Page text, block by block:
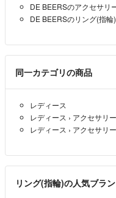
DE BEERSのアクセサリ
DE BEERSのリング(指輪)
同一カテゴリの商品
レディース
レディース › アクセサリー
レディース › アクセサリー
リング(指輪)の人気ブラ